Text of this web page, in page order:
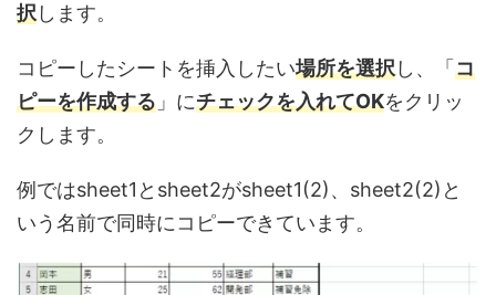
択します。
コピーしたシートを挿入したい場所を選択し、「 コ
ピーを作成する 」にチェックを入れてOKをクリッ
クします。
例ではsheet1とsheet2がsheet1(2)、sheet2(2)と
いう名前で同時にコピーできています。